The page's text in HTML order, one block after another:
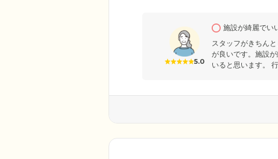
豊富です。自然と文化が共存し
てお過ごしください。
5.0
施設が綺麗でい
スタッフがきちん
が良いです。施設
いると思います。